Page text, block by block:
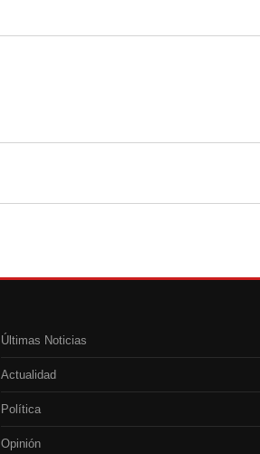
Últimas Noticias
Actualidad
Política
Opinión